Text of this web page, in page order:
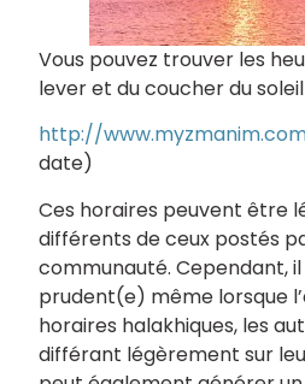
Vous pouvez trouver les
lever et du coucher du
http://
date)
Ces horaires peuvent être
différents de ceux postés
communauté. Cependant,
prudent(e) même lorsque
horaires halakhiques, les
différant légèrement sur